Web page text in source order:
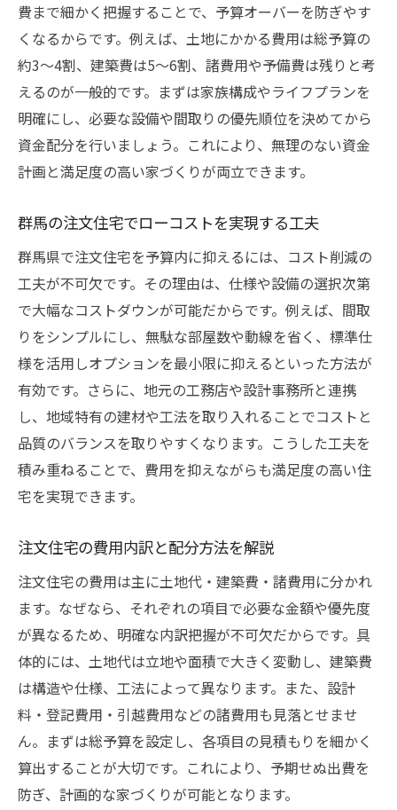
注文住宅の予算内に収める資金調達のコツ
住宅ローンと注文住宅の返済計画を立てる
方法
補助金を活用した注文住宅の資金最適化
予算と相場感覚を両立させる住宅計画
おしゃれな注文住宅を予算内で実現へ
コツ
群馬の注文住宅で人気のデザイン実例紹介
予算を抑えた注文住宅の間取りとインテリ
ア選び
ローコストでも叶う注文住宅の工夫と工法
注文住宅のデザイン性と予算の最適バラン
ス
注文住宅の相場を踏まえたおしゃれ実現術
ローコスト注文住宅なら群馬で叶う理由
群馬の注文住宅でローコストが実現しやす
注文住宅のコストを抑える地域ならではの
群馬で選ぶローコスト注文住宅の特徴と選
び方
ローコスト注文住宅のメリットと注意点解
説
補助金や制度でローコスト住宅を後押し
相場を理解して賢く建てるローコスト注文
住宅
注文住宅の相場と補助金活用のポイント
費まで細かく把握することで、予算オーバーを防ぎやす
くなるからです。例えば、土地にかかる費用は総予算の
約3〜4割、建築費は5〜6割、諸費用や予備費は残りと考
えるのが一般的です。まずは家族構成やライフプランを
明確にし、必要な設備や間取りの優先順位を決めてから
資金配分を行いましょう。これにより、無理のない資金
計画と満足度の高い家づくりが両立できます。
群馬の注文住宅でローコストを実現する工夫
群馬県で注文住宅を予算内に抑えるには、コスト削減の
工夫が不可欠です。その理由は、仕様や設備の選択次第
で大幅なコストダウンが可能だからです。例えば、間取
りをシンプルにし、無駄な部屋数や動線を省く、標準仕
様を活用しオプションを最小限に抑えるといった方法が
有効です。さらに、地元の工務店や設計事務所と連携
し、地域特有の建材や工法を取り入れることでコストと
品質のバランスを取りやすくなります。こうした工夫を
積み重ねることで、費用を抑えながらも満足度の高い住
宅を実現できます。
注文住宅の費用内訳と配分方法を解説
注文住宅の費用は主に土地代・建築費・諸費用に分かれ
ます。なぜなら、それぞれの項目で必要な金額や優先度
が異なるため、明確な内訳把握が不可欠だからです。具
体的には、土地代は立地や面積で大きく変動し、建築費
は構造や仕様、工法によって異なります。また、設計
料・登記費用・引越費用などの諸費用も見落とせませ
ん。まずは総予算を設定し、各項目の見積もりを細かく
算出することが大切です。これにより、予期せぬ出費を
防ぎ、計画的な家づくりが可能となります。